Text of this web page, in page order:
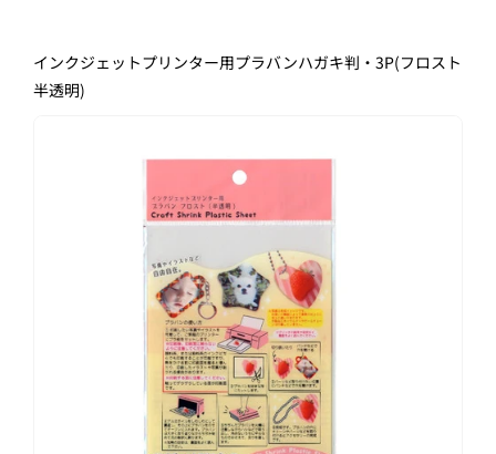
インクジェットプリンター用プラバンハガキ判・3P(フロスト
半透明)